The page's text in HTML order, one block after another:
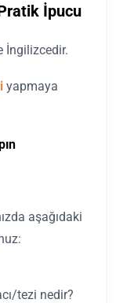
İpucu
İngilizcedir.
yapmaya
aşağıdaki
tezi nedir?